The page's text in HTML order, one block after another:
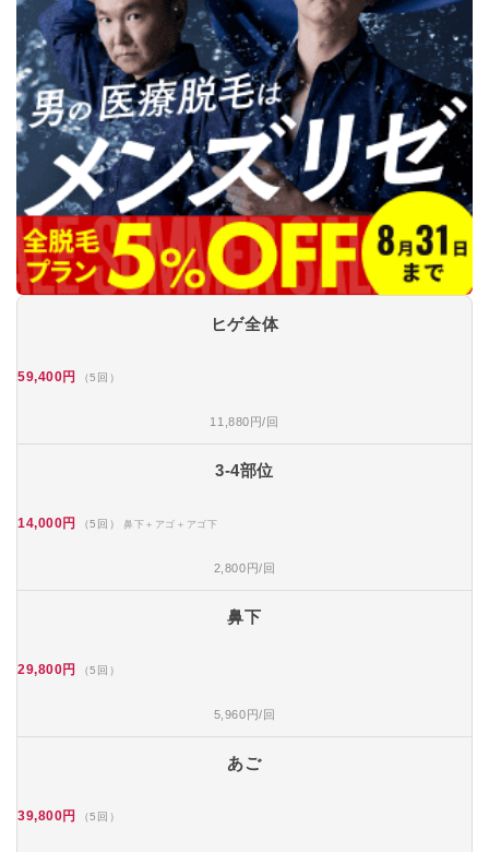
ヒゲ全体
59,400円 （5回）
11,880円/回
3-4部位
14,000円 （5回） 鼻下＋アゴ＋アゴ下
2,800円/回
鼻下
29,800円 （5回）
5,960円/回
あご
39,800円 （5回）